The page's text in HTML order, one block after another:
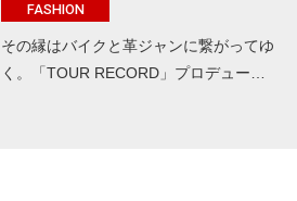
FASHION
その縁はバイクと革ジャンに繋がってゆ
く。「TOUR RECORD」プロデュー…